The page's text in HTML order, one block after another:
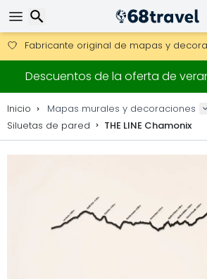
Envío DHL 1 día disponible.
30 días para devoluciones, 90 días
Fabricante original de mapas y
Descuentos de la oferta de
Inicio
Mapas murales y decoraciones
Siluetas de pared
THE LINE Chamonix
Buscar
Buscar